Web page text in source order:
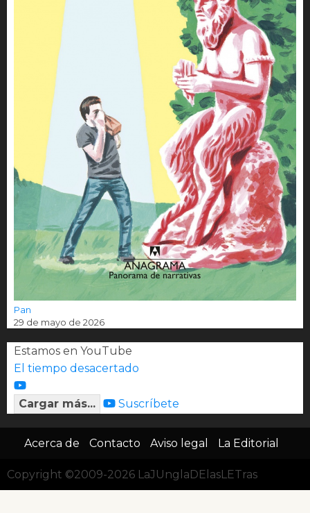
Pan
29 de mayo de 2026
Estamos en YouTube
El tiempo desacertado
Cargar más... Suscríbete
Acerca de Contacto Aviso legal La Editorial
Copyright ©2009-2026 LaJUnglaDElasLETras